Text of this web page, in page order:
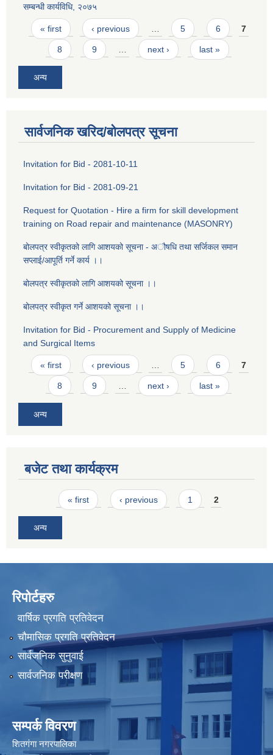
सम्बन्धी कार्यविधि, २०७५
Pages
« first ‹ previous 5 6 7
8 9 next › last »
अन्य
सार्वजनिक खरिद/बोलपत्र सूचना
Invitation for Bid - 2081-10-11
Invitation for Bid - 2081-09-21
Request for Quotation - Hire a firm for skill development
training on Road repair and maintenance (MASONRY)
बोलपत्र स्वीकृतको लागि आशयको सूचना - ‌अौषधि तथा सर्जिकल समान
सप्लाई/आपूर्ति गर्ने कार्य ।।
बोलपत्र स्वीकृतको लागि आशयको सूचना ।।
बोलपत्र स्वीकृत गर्ने आशयको सूचना ।।
Invitation for Bid - Procurement and Supply of Medicine
and Surgical Items
Pages
« first ‹ previous … 5 6 7
8 9 … next › last »
अन्य
बजेट तथा कार्यक्रम
Pages« first ‹ previous 1 2
अन्य
रिपोर्टहरु
वार्षिक प्रगति प्रतिवेदन
चौमासिक प्रगति प्रतिवेदन
सार्वजनिक सुनुवाई
सार्वजनिक परीक्षण
सम्पर्क विवरण
शितगंगा नगरपालिका